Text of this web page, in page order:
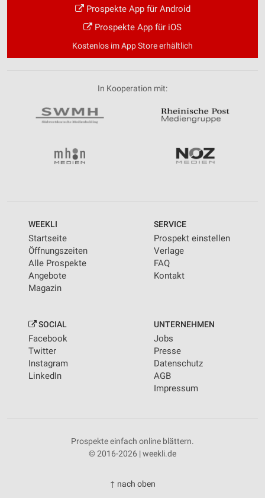
Prospekte App für Android
Prospekte App für iOS
Kostenlos im App Store erhältlich
In Kooperation mit:
WEEKLI
Startseite
Öffnungszeiten
Alle Prospekte
Angebote
Magazin
SERVICE
Prospekt einstellen
Verlage
FAQ
Kontakt
SOCIAL
Facebook
Twitter
Instagram
LinkedIn
UNTERNEHMEN
Jobs
Presse
Datenschutz
AGB
Impressum
Prospekte einfach online blättern.
© 2016-2026 | weekli.de
↑ nach oben